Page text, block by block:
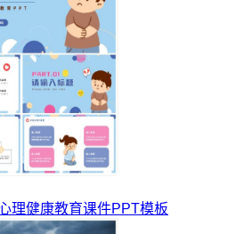
理健康教育课件PPT模板